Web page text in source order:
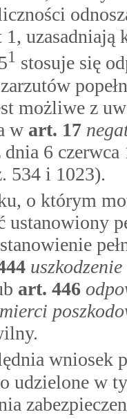
1 stosuje się
możliwe z
w art. 17
6
534 i 1023).
o którym
ustanowiony
art. 446
wniosek
udzielone w